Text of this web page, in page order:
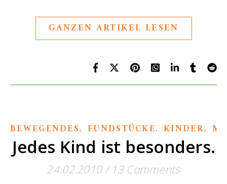
GANZEN ARTIKEL LESEN
BEWEGENDES, FUNDSTÜCKE, KINDER,
Jedes Kind ist besonders.
24.02.2010 / 13 Comments